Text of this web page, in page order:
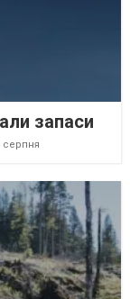
запаси
серпня